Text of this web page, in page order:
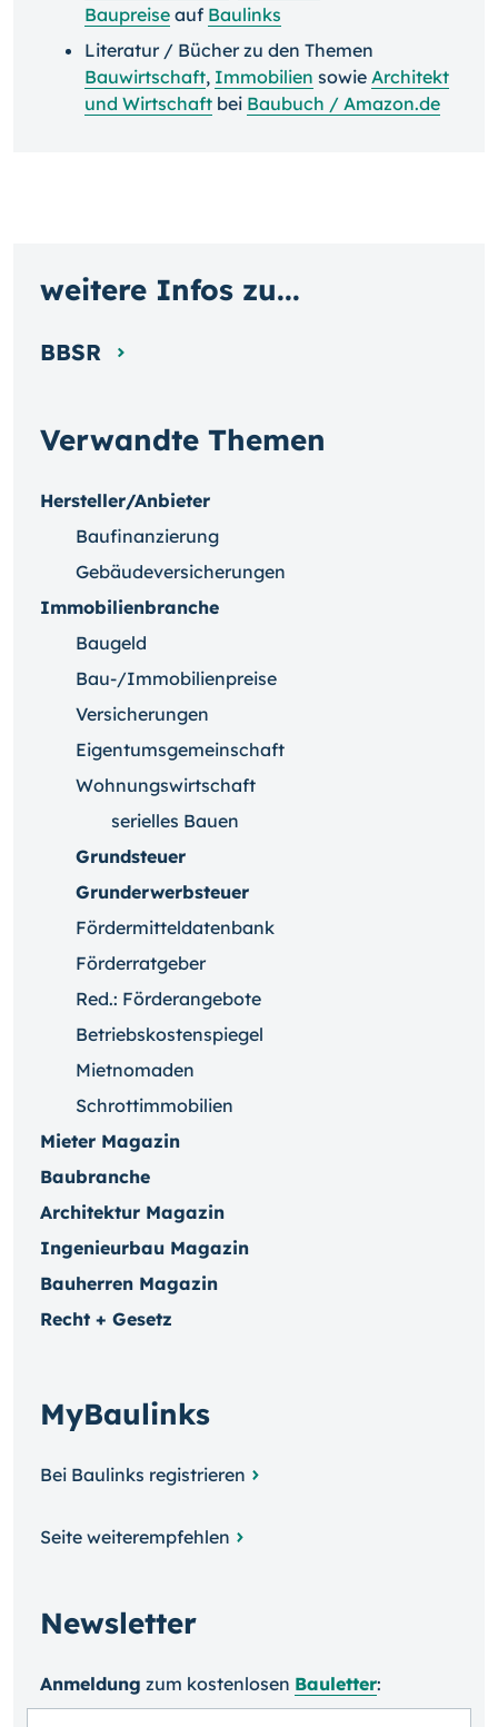
Baupreise auf Baulinks
Literatur / Bücher zu den Themen
Bauwirtschaft, Immobilien sowie Architekt
und Wirtschaft bei Baubuch / Amazon.de
Verwandte Themen
Hersteller/Anbieter
Baufinanzierung
Gebäudeversicherungen
Immobilienbranche
Baugeld
Bau-/Immobilienpreise
Versicherungen
Eigentumsgemeinschaft
Wohnungswirtschaft
serielles Bauen
Grundsteuer
Grunderwerbsteuer
Fördermitteldatenbank
Förderratgeber
Red.: Förderangebote
Betriebskostenspiegel
Mietnomaden
Schrottimmobilien
Mieter Magazin
Baubranche
Architektur Magazin
Ingenieurbau Magazin
Bauherren Magazin
Recht + Gesetz
MyBaulinks
Bei Baulinks registrieren
Seite weiterempfehlen
Newsletter
Anmeldung zum kosten­losen Bauletter:
weitere Infos zu...
BBSR